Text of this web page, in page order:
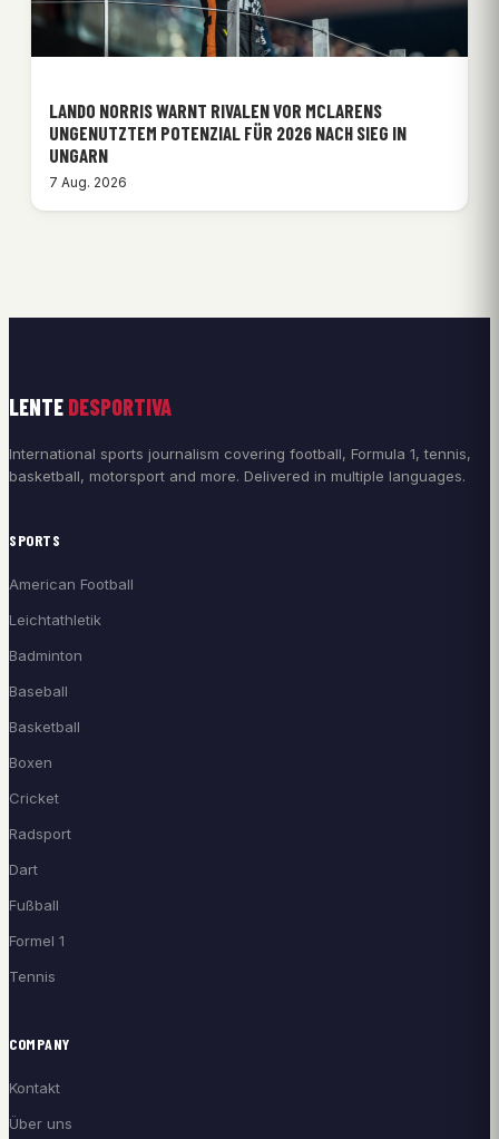
LANDO NORRIS WARNT RIVALEN VOR MCLARENS
UNGENUTZTEM POTENZIAL FÜR 2026 NACH SIEG IN
UNGARN
7 Aug. 2026
LENTE DESPORTIVA
International sports journalism covering football, Formula 1, tennis,
basketball, motorsport and more. Delivered in multiple languages.
SPORTS
American Football
Leichtathletik
Badminton
Baseball
Basketball
Boxen
Cricket
Radsport
Dart
Fußball
Formel 1
Tennis
COMPANY
Kontakt
Über uns